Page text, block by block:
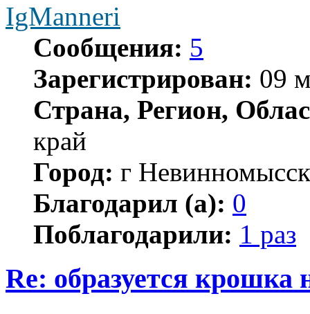
IgManneri
Сообщения: 5
Зарегистрирован: 09
Страна, Регион,
край
Город: г Невинномысск
Благодарил (а): 0
Поблагодарили: 1 раз
Re: образуется крошка